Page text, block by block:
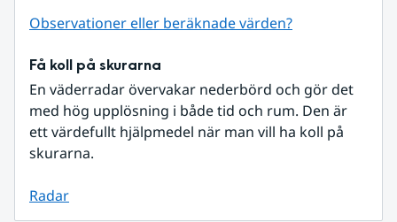
Observationer eller beräknade värden?
Få koll på skurarna
En väderradar övervakar nederbörd och gör det
med hög upplösning i både tid och rum. Den är
ett värdefullt hjälpmedel när man vill ha koll på
skurarna.
Radar